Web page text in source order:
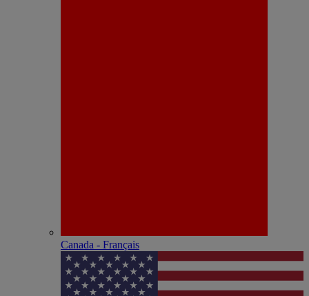
Canada - Français